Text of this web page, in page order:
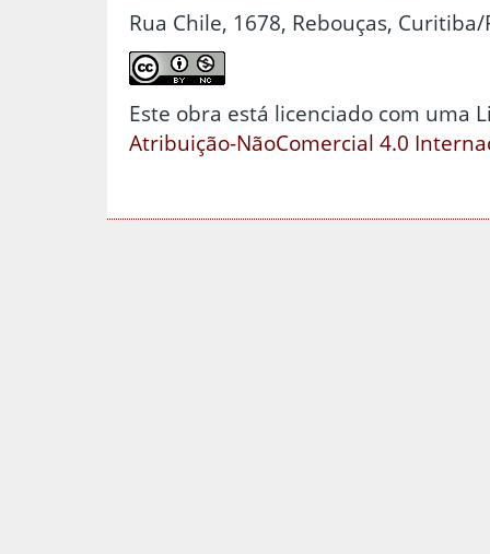
Rua Chile, 1678, Rebouças, Curitiba/
Este obra está licenciado com uma
Atribuição-NãoComercial 4.0